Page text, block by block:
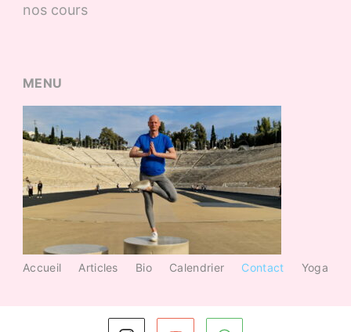
nos cours
MENU
Accueil Articles Bio Calendrier Contact Yoga